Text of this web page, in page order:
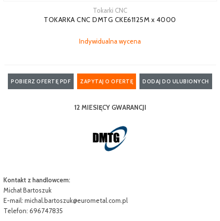
Tokarki CNC
TOKARKA CNC DMTG CKE61125M x 4000
Indywidualna wycena
POBIERZ OFERTĘ PDF ZAPYTAJ O OFERTĘ DODAJ DO ULUBIONYCH
12 MIESIĘCY GWARANCJI
Kontakt z handlowcem:
Michał Bartoszuk
E-mail: michal.bartoszuk@eurometal.com.pl
Telefon: 696747835